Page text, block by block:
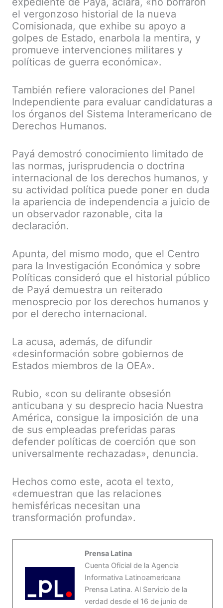
el vergonzoso historial de la nueva
Comisionada, que exhibe su apoyo a
golpes de Estado, enarbola la mentira, y
promueve intervenciones militares y
políticas de guerra económica».
También refiere valoraciones del Panel
Independiente para evaluar candidaturas a
los órganos del Sistema Interamericano de
Derechos Humanos.
Payá demostró conocimiento limitado de
las normas, jurisprudencia o doctrina
internacional de los derechos humanos, y
su actividad política puede poner en duda
la apariencia de independencia a juicio de
un observador razonable, cita la
declaración.
Apunta, del mismo modo, que el Centro
para la Investigación Económica y sobre
Políticas consideró que el historial público
de Payá demuestra un reiterado
menosprecio por los derechos humanos y
por el derecho internacional.
La acusa, además, de difundir
«desinformación sobre gobiernos de
Estados miembros de la OEA».
Rubio, «con su delirante obsesión
anticubana y su desprecio hacia Nuestra
América, consigue la imposición de una
de sus empleadas preferidas paras
defender políticas de coerción que son
universalmente rechazadas», denuncia.
Hechos como este, acota el texto,
«demuestran que las relaciones
hemisféricas necesitan una
transformación profunda».
Prensa Latina
Cuenta Oficial de la Agencia
Informativa Latinoamericana
Prensa Latina. Al Servicio de la
verdad desde el 16 de junio de